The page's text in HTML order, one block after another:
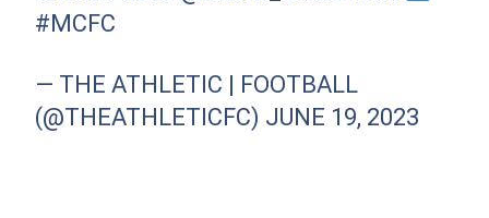
#MCFC
— THE ATHLETIC | FOOTBALL
(@THEATHLETICFC) JUNE 19, 2023